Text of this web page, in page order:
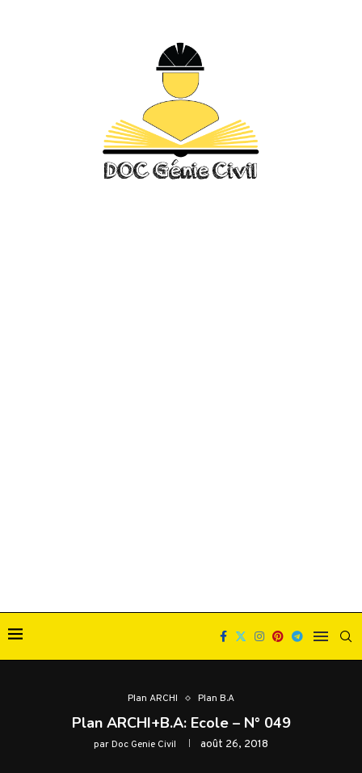
Plan ARCHI Plan B.A
Plan ARCHI+B.A: Ecole – N° 049
parDoc Genie Civil août 26, 2018